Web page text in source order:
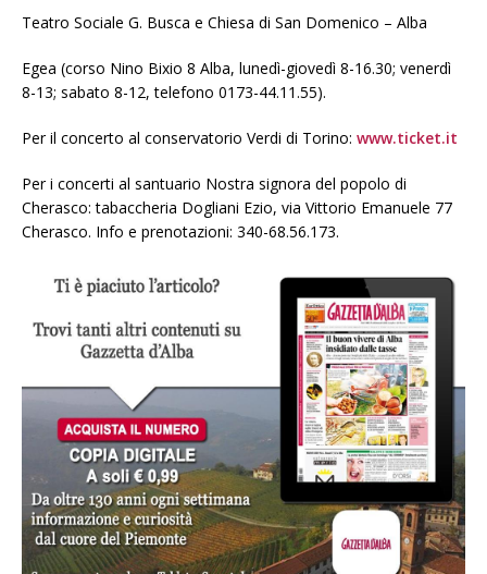
Teatro Sociale G. Busca e Chiesa di San Domenico – Alba
Egea (corso Nino Bixio 8 Alba, lunedì-giovedì 8-16.30; venerdì
8-13; sabato 8-12, telefono 0173-44.11.55).
Per il concerto al conservatorio Verdi di Torino: www.ticket.it
Per i concerti al santuario Nostra signora del popolo di
Cherasco: tabaccheria Dogliani Ezio, via Vittorio Emanuele 77
Cherasco. Info e prenotazioni: 340-68.56.173.